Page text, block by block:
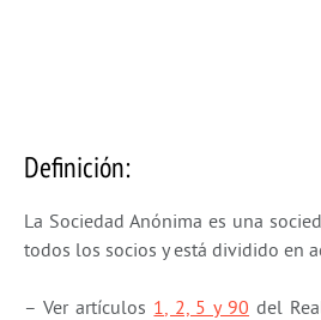
Definición:
La Sociedad Anónima es una
todos los socios y está dividido en
– Ver artículos 1, 2, 5 y 90 del